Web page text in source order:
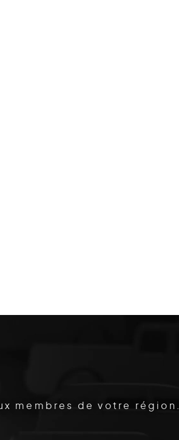
membres de votre région.